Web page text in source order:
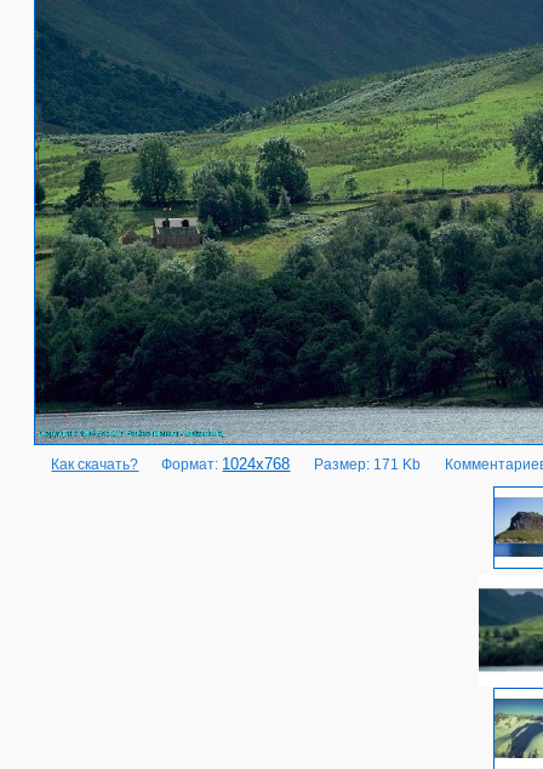
Как скачать? Формат: 1024x768 Размер: 171 Kb